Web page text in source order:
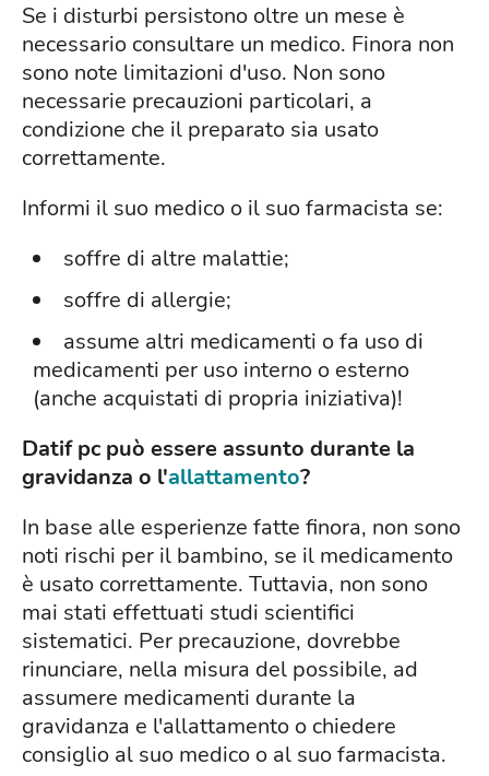
Se i disturbi persistono oltre un mese è
necessario consultare un medico. Finora non
sono note limitazioni d'uso. Non sono
necessarie precauzioni particolari, a
condizione che il preparato sia usato
correttamente.
Informi il suo medico o il suo farmacista se:
soffre di altre malattie;
soffre di allergie;
assume altri medicamenti o fa uso di
medicamenti per uso interno o esterno
(anche acquistati di propria iniziativa)!
Datif pc può essere assunto durante la
gravidanza o l'allattamento?
In base alle esperienze fatte finora, non sono
noti rischi per il bambino, se il medicamento
è usato correttamente. Tuttavia, non sono
mai stati effettuati studi scientifici
sistematici. Per precauzione, dovrebbe
rinunciare, nella misura del possibile, ad
assumere medicamenti durante la
gravidanza e l'allattamento o chiedere
consiglio al suo medico o al suo farmacista.